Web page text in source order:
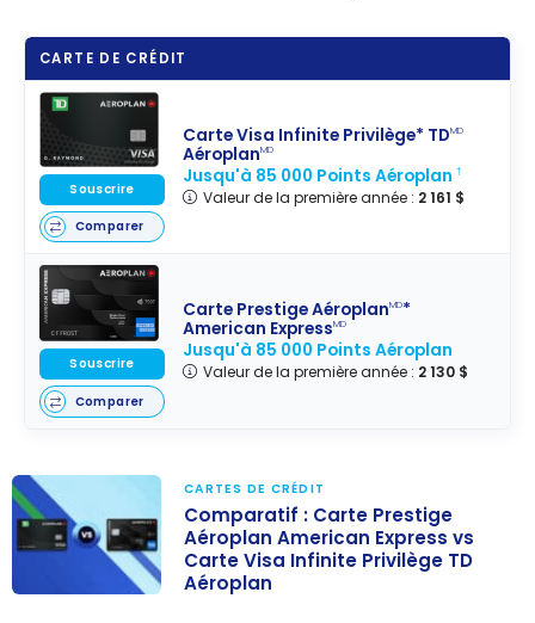
CARTE DE CRÉDIT
Carte Visa Infinite Privilège* TDMD
AéroplanMD
Jusqu'à 85 000 Points Aéroplan†
Valeur de la première année : 2 161 $
Souscrire
Comparer
Carte Prestige AéroplanMD*
American ExpressMD
Jusqu'à 85 000 Points Aéroplan
Valeur de la première année : 2 130 $
Souscrire
Comparer
CARTES DE CRÉDIT
Comparatif : Carte Prestige
Aéroplan American Express vs
Carte Visa Infinite Privilège TD
Aéroplan